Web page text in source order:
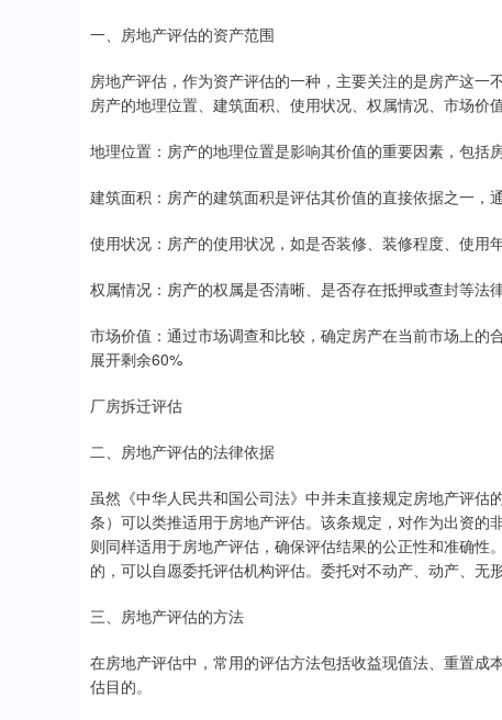
一、房地产评估的资产范围
房地产评估，作为资产评估的一种，主要关注的是房产这
房产的地理位置、建筑面积、使用状况、权属情况、市场价值
地理位置：房产的地理位置是影响其价值的重要因素，包括
建筑面积：房产的建筑面积是评估其价值的直接依据之一，
使用状况：房产的使用状况，如是否装修、装修程度、使用
权属情况：房产的权属是否清晰、是否存在抵押或查封等法
市场价值：通过市场调查和比较，确定房产在当前市场上的合
展开剩余60%
厂房拆迁评估
二、房地产评估的法律依据
虽然《中华人民共和国公司法》中并未直接规定房地产评
条）可以类推适用于房地产评估。该条规定，对作为出资
则同样适用于房地产评估，确保评估结果的公正性和准确
的，可以自愿委托评估机构评估。委托对不动产、动产、无
三、房地产评估的方法
在房地产评估中，常用的评估方法包括收益现值法、重置
估目的。